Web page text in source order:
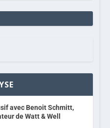
avec Benoit Schmitt,
de Watt & Well